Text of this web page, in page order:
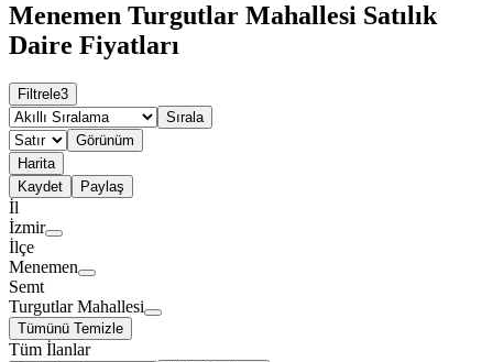
Menemen Turgutlar Mahallesi Satılık
Daire Fiyatları
Filtrele3
Sırala
Görünüm
Harita
Kaydet
Paylaş
İl
İzmir
İlçe
Menemen
Semt
Turgutlar Mahallesi
Tümünü Temizle
Tüm İlanlar